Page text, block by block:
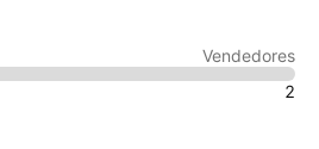
Vendedores
2